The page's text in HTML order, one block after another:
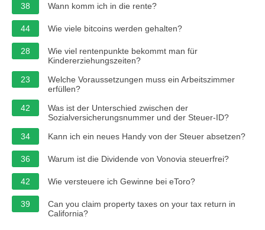
38 Wann komm ich in die rente?
44 Wie viele bitcoins werden gehalten?
28
Wie viel rentenpunkte bekommt man für
Kindererziehungszeiten?
23
Welche Voraussetzungen muss ein Arbeitszimmer
erfüllen?
42
Was ist der Unterschied zwischen der
Sozialversicherungsnummer und der Steuer-ID?
34
Kann ich ein neues Handy von der Steuer absetzen?
36 Warum ist die Dividende von Vonovia steuerfrei?
42 Wie versteuere ich Gewinne bei eToro?
39
Can you claim property taxes on your tax return in
California?